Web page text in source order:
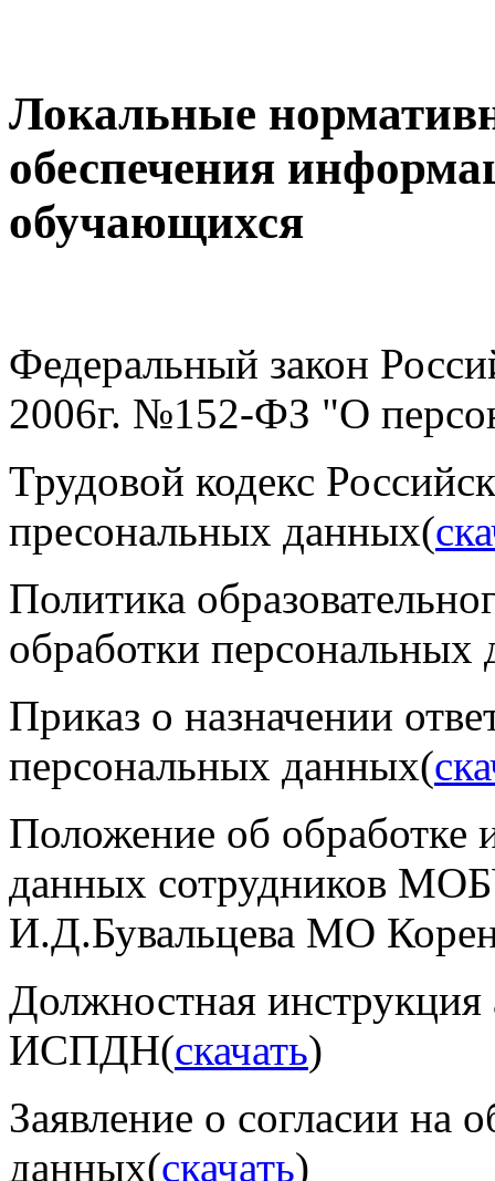
Локальные
обеспечения
обучающихся
Федеральный закон
2006г. №152-ФЗ "О
Трудовой кодекс
пресональных данных(
Политика
обработки персональных
Приказ о назначении
персональных данных(
Положение об обработке
данных сотрудников
И.Д.Бувальцева МО
Должностная инструкция
ИСПДН(скачать)
Заявление о согласии на
данных(скачать)